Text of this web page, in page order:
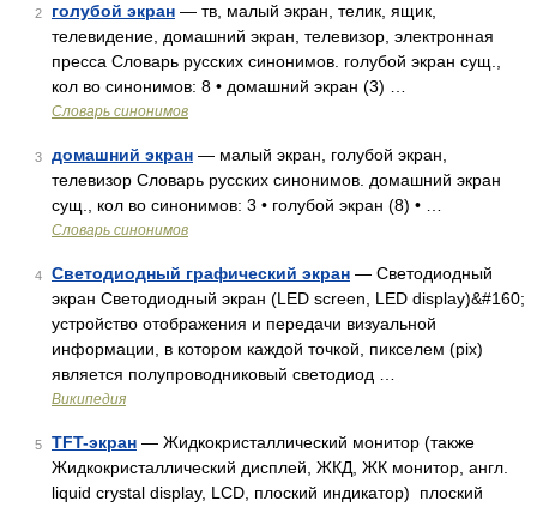
2 голубой экран — тв, малый экран, телик, ящик,
телевидение, домашний экран, телевизор, электронная
пресса Словарь русских синонимов. голубой экран сущ.,
кол во синонимов: 8 • домашний экран (3) …
Словарь синонимов
3 домашний экран — малый экран, голубой экран,
телевизор Словарь русских синонимов. домашний экран
сущ., кол во синонимов: 3 • голубой экран (8) • …
Словарь синонимов
4 Светодиодный графический экран — Светодиодный
экран Светодиодный экран (LED screen, LED display)&#160;
устройство отображения и передачи визуальной
информации, в котором каждой точкой, пикселем (pix)
является полупроводниковый светодиод …
Википедия
5 TFT-экран — Жидкокристаллический монитор (также
Жидкокристаллический дисплей, ЖКД, ЖК монитор, англ.
liquid crystal display, LCD, плоский индикатор) плоский